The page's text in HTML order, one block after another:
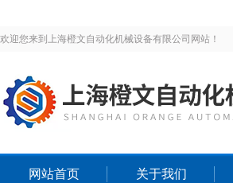
欢迎您来到上海橙文自动化机械设备有限公司网站！
网站首页 关于我们